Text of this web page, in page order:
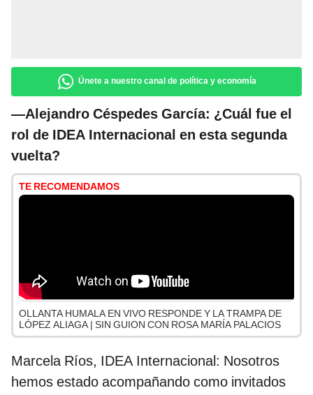
Únete a nuestro canal de política y economía
—Alejandro Céspedes García: ¿Cuál fue el
rol de IDEA Internacional en esta segunda
vuelta?
TE RECOMENDAMOS
OLLANTA HUMALA EN VIVO RESPONDE Y LA TRAMPA DE
LÓPEZ ALIAGA | SIN GUION CON ROSA MARÍA PALACIOS
Marcela Ríos, IDEA Internacional: Nosotros
hemos estado acompañando como invitados